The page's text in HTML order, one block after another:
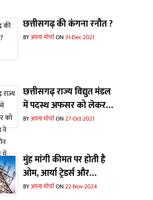
छत्तीसगढ़ की कंगना रनौत ?
BYअपना मोर्चाON31-Dec-2021
छत्तीसगढ़ राज्य विद्युत मंडल
में पदस्थ अफसर को लेकर
महिला ने कहा- मुझे फोन
BYअपना मोर्चाON27-Oct-2021
मुंह मांगी कीमत पर होती है
ओम, आर्या ट्रेडर्स और
टेक्निकल टूल्स सेल्स से
BYअपना मोर्चाON22-Nov-2024